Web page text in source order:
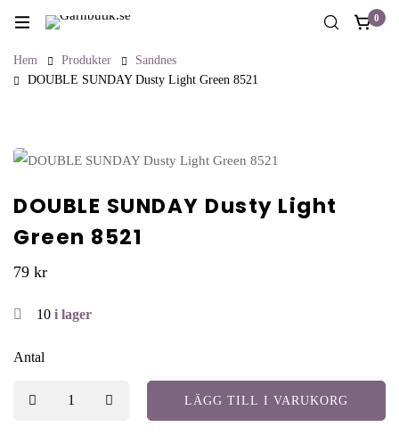
0
Hem Produkter
Sandnes
DOUBLE SUNDAY Dusty Light Green 8521
DOUBLE SUNDAY Dusty Light
Green 8521
79 kr
10 i lager
Antal
LÄGG TILL I VARUKORG